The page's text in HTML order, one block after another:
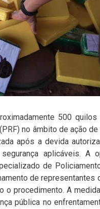
500 quilos
no âmbito de ação
após a devida
aplicáveis. A
de
de representantes
o procedimento. A
pública no